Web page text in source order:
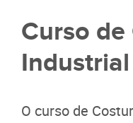
Curso
O curso de